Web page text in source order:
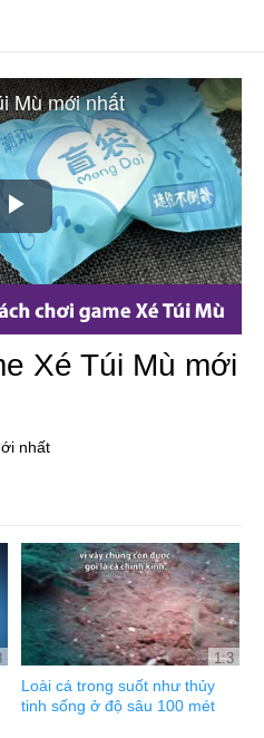
Play
Video
Mù mới nhất
Xé Túi Mù mới
nhất
1:3
Loài cá trong suốt như thủy
tinh sống ở độ sâu 100 mét